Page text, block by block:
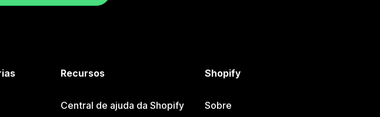
Recursos
Central de ajuda da Shopify
Shopify
Sobre